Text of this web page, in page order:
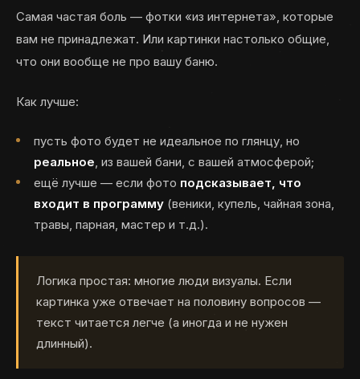
Самая частая боль — фотки «из интернета», которые
вам не принадлежат. Или картинки настолько общие,
что они вообще не про вашу баню.
Как лучше:
пусть фото будет не идеальное по глянцу, но
реальное, из вашей бани, с вашей атмосферой;
ещё лучше — если фото подсказывает, что
входит в программу (веники, купель, чайная зона,
травы, парная, мастер и т.д.).
Логика простая: многие люди визуалы. Если
картинка уже отвечает на половину вопросов —
текст читается легче (а иногда и не нужен
длинный).